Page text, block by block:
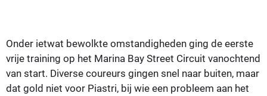
Onder ietwat bewolkte omstandigheden ging de eerste
vrije training op het Marina Bay Street Circuit vanochtend
van start. Diverse coureurs gingen snel naar buiten, maar
dat gold niet voor Piastri, bij wie een probleem aan het